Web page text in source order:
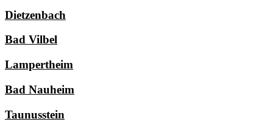
Dietzenbach
Bad Vilbel
Lampertheim
Bad Nauheim
Taunusstein